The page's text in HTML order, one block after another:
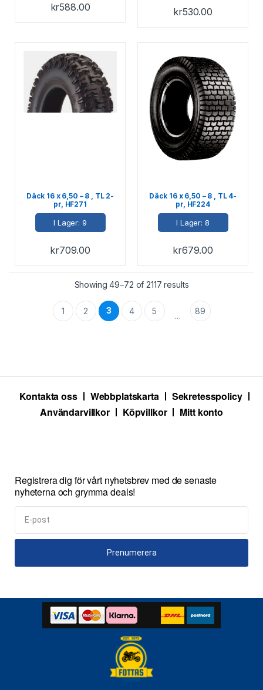
kr588.00 kr530.00
Däck 16 x 6,50 – 8 , TL 2-
pr, HF271
I Lager: 9
kr709.00
Däck 16 x 6,50 – 8 , TL 4-
pr, HF224
I Lager: 8
kr679.00
Showing 49–72 of 2117 results
1 2 3 4 5 … 89
Kontakta oss Webbplatskarta
Sekretesspolicy
Användarvillkor
Köpvillkor Mitt konto
Registrera dig för vårt nyhetsbrev med de senaste
nyheterna och grymma deals!
Prenumerera